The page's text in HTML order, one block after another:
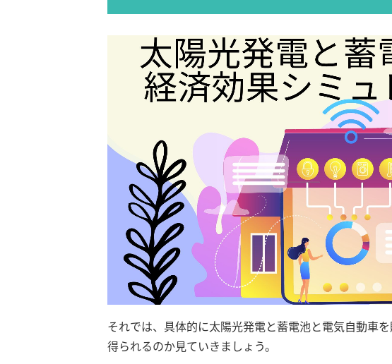
それでは、具体的に太陽光発電と蓄電池と電気自動車
得られるのか見ていきましょう。